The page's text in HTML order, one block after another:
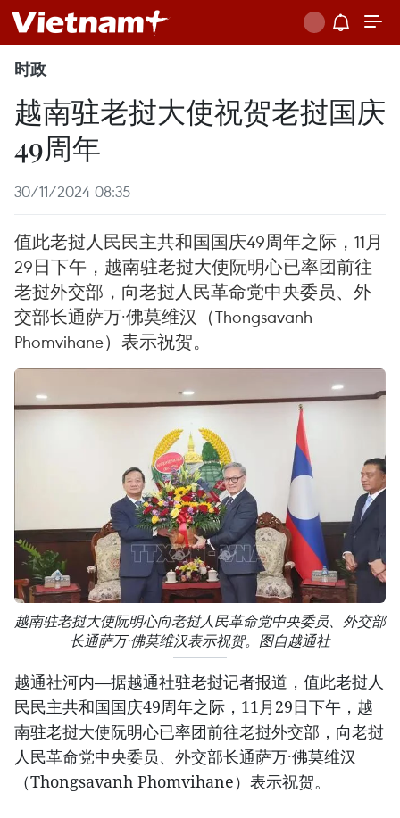
时政
越南驻老挝大使祝贺老挝国庆
49周年
30/11/2024 08:35
值此老挝人民民主共和国国庆49周年之际，11月
29日下午，越南驻老挝大使阮明心已率团前往
老挝外交部，向老挝人民革命党中央委员、外
交部长通萨万·佛莫维汉（Thongsavanh
Phomvihane）表示祝贺。
越南驻老挝大使阮明心向老挝人民革命党中央委员、外交部
长通萨万·佛莫维汉表示祝贺。图自越通社
越通社河内—据越通社驻老挝记者报道，值此老挝人
民民主共和国国庆49周年之际，11月29日下午，越
南驻老挝大使阮明心已率团前往老挝外交部，向老挝
人民革命党中央委员、外交部长通萨万·佛莫维汉
（Thongsavanh Phomvihane）表示祝贺。